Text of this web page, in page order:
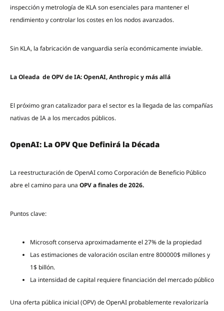
inspección y metrología de KLA son esenciales para mantener el
rendimiento y controlar los costes en los nodos avanzados.
Sin KLA, la fabricación de vanguardia sería económicamente inviable.
La Oleada de OPV de IA: OpenAI, Anthropic y más allá
El próximo gran catalizador para el sector es la llegada de las compañías
nativas de IA a los mercados públicos.
OpenAI: La OPV Que Definirá la Década
La reestructuración de OpenAI como Corporación de Beneficio Público
abre el camino para una OPV a finales de 2026.
Puntos clave:
Microsoft conserva aproximadamente el 27% de la propiedad
Las estimaciones de valoración oscilan entre 800000$ millones y
1$ billón.
La intensidad de capital requiere financiación del mercado público
Una oferta pública inicial (OPV) de OpenAI probablemente revalorizaría